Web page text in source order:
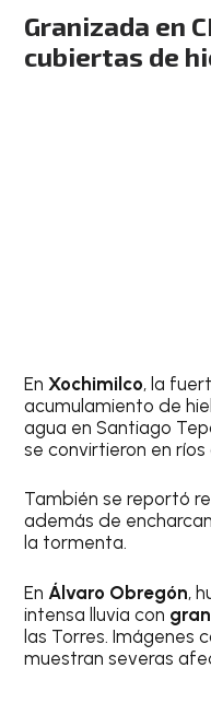
Granizada en
cubiertas de
EnXochimilco, la
acumulamiento de
agua en Santiago
se convirtieron en ríos
También se reportó
además de
la tormenta.
En Álvaro Obregón,
intensa lluvia con
las Torres. Imágenes
muestran severas